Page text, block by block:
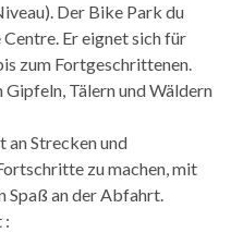
Der Bike Park du
Er eignet sich für
zum Fortgeschrittenen.
Gipfeln, Tälern und Wäldern
Strecken und
zu machen, mit
Spaß an der Abfahrt.
: